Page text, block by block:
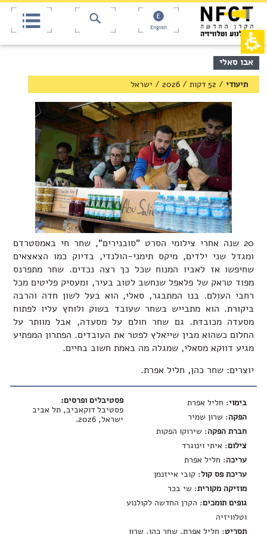
תחילתו
אינטרנט,
לחץ
אנטר
כדי
לאזור
ראש
באפשרותך
ללחוץ
אנטר
כדי
לדלג
English
תוכן
מרכזי,
באפשרותך
ללחוץ
אבו סאלי
תיעודי / 52 דקות /
2026
/ ישראל
20 שנה אחרי צילומי הסרט " סובנירים", שחר חי באמסטרדם
ומגדל שני ילדים, מיקס תימני-הולנדי, בדיוק כמו הצאצאים
שחיפשו אז לאביו המנוח שכל כך רצה נכדים. שחר מתפרנס
מפוד טראק של פלאפל שנחשב לטוב בעיר, ומעסיק פליטים מכל
רחבי העולם. בנו המתבגר, סאלי, הוא בעל לשון חדה והרבה
ביקורת. הוא מתבייש בשחר שעובד בשוק ולוחץ עליו לפתוח
מסעדה מכובדת. גם שחר חולם על מסעדה, אבל מוותר על
החלום כשהוא מבין שייאלץ לפטר את העובדים. הפתרון המפתיע
מגיע דווקא מסאלי, שמגלה מה באמת חשוב בחיים.
יוצרים: שחר כהן, חליל אפרת.
פסטיבלים ופרסים:
פסטיבל דוקאביב, תל אביב
ישראל, 2026.
בימוי: חליל אפרת
הפקה: שרון שמיר
חברת הפקה: שירוקו הפקות
צילום: איתי וינוגרד
עריכה: חליל אפרת
עריכת פס קול: קובי אייזנמן
מוזיקה מקורית: שי בכר
גופים תומכים: הקרן החדשה לקולנוע
וטלוויזיה
תסריט: חליל אפרת, שחר כהן, שרון